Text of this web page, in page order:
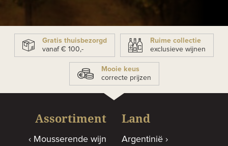
Gratis thuisbezorgd
vanaf € 100,-
Ruime collectie
exclusieve wijnen
Mooie keus
correcte prijzen
Assortiment
Mousserende wijn
Land
Argentinië